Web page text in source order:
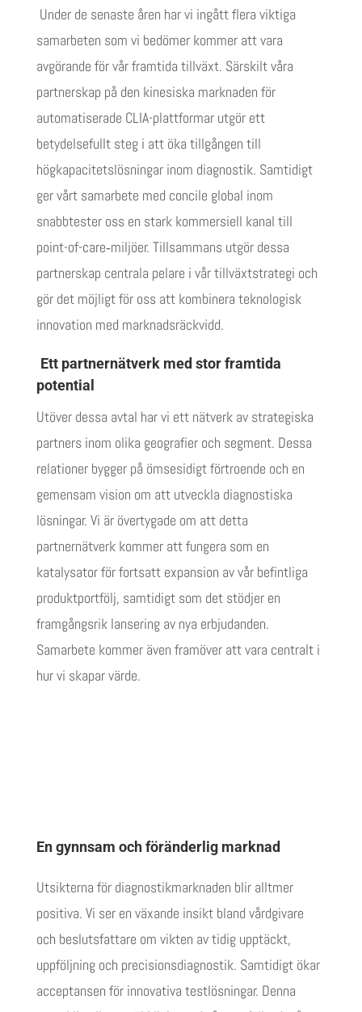
Under de senaste åren har vi ingått flera viktiga
samarbeten som vi bedömer kommer att vara
avgörande för vår framtida tillväxt. Särskilt våra
partnerskap på den kinesiska marknaden för
automatiserade CLIA-plattformar utgör ett
betydelsefullt steg i att öka tillgången till
högkapacitetslösningar inom diagnostik. Samtidigt
ger vårt samarbete med concile global inom
snabbtester oss en stark kommersiell kanal till
point-of-care‑miljöer. Tillsammans utgör dessa
partnerskap centrala pelare i vår tillväxtstrategi och
gör det möjligt för oss att kombinera teknologisk
innovation med marknadsräckvidd.
Ett partnernätverk med stor framtida
potential
Utöver dessa avtal har vi ett nätverk av strategiska
partners inom olika geografier och segment. Dessa
relationer bygger på ömsesidigt förtroende och en
gemensam vision om att utveckla diagnostiska
lösningar. Vi är övertygade om att detta
partnernätverk kommer att fungera som en
katalysator för fortsatt expansion av vår befintliga
produktportfölj, samtidigt som det stödjer en
framgångsrik lansering av nya erbjudanden.
Samarbete kommer även framöver att vara centralt i
hur vi skapar värde.
En gynnsam och föränderlig marknad
Utsikterna för diagnostikmarknaden blir alltmer
positiva. Vi ser en växande insikt bland vårdgivare
och beslutsfattare om vikten av tidig upptäckt,
uppföljning och precisionsdiagnostik. Samtidigt ökar
acceptansen för innovativa testlösningar. Denna